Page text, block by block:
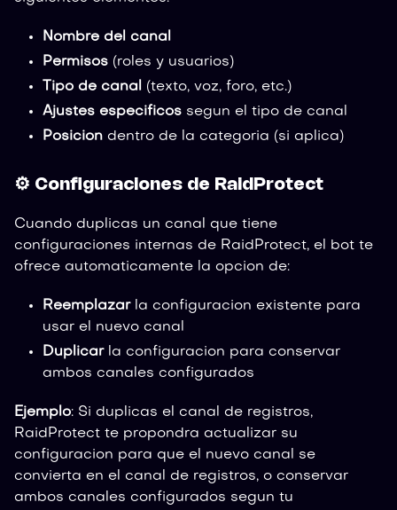
Nombre del canal
Permisos (roles y usuarios)
Tipo de canal (texto, voz, foro, etc.)
Ajustes especificos segun el tipo de canal
Posicion dentro de la categoria (si aplica)
⚙️ Configuraciones de RaidProtect
Cuando duplicas un canal que tiene
configuraciones internas de RaidProtect, el bot te
ofrece automaticamente la opcion de:
Reemplazarla configuracion existente para
usar el nuevo canal
Duplicarla configuracion para conservar
ambos canales configurados
Ejemplo: Si duplicas el canal de registros,
RaidProtect te propondra actualizar su
configuracion para que el nuevo canal se
convierta en el canal de registros, o conservar
ambos canales configurados segun tu